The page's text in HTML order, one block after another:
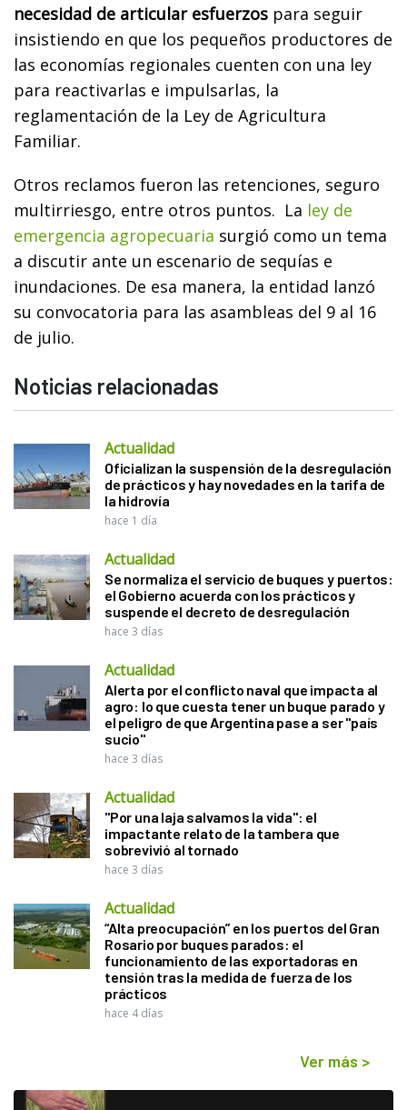
necesidad de articular esfuerzos para seguir
insistiendo en que los pequeños productores de
las economías regionales cuenten con una ley
para reactivarlas e impulsarlas, la
reglamentación de la Ley de Agricultura
Familiar.
Otros reclamos fueron las retenciones, seguro
multirriesgo, entre otros puntos. La ley de
emergencia agropecuaria surgió como un tema
a discutir ante un escenario de sequías e
inundaciones. De esa manera, la entidad lanzó
su convocatoria para las asambleas del 9 al 16
de julio.
Noticias relacionadas
Actualidad
Oficializan la suspensión de la desregulación
de prácticos y hay novedades en la tarifa de
la hidrovía
hace 1 día
Actualidad
Se normaliza el servicio de buques y puertos:
el Gobierno acuerda con los prácticos y
suspende el decreto de desregulación
hace 3 días
Actualidad
Alerta por el conflicto naval que impacta al
agro: lo que cuesta tener un buque parado y
el peligro de que Argentina pase a ser "país
sucio"
hace 3 días
Actualidad
"Por una laja salvamos la vida": el
impactante relato de la tambera que
sobrevivió al tornado
hace 3 días
Actualidad
“Alta preocupación” en los puertos del Gran
Rosario por buques parados: el
funcionamiento de las exportadoras en
tensión tras la medida de fuerza de los
prácticos
hace 4 días
Ver más >